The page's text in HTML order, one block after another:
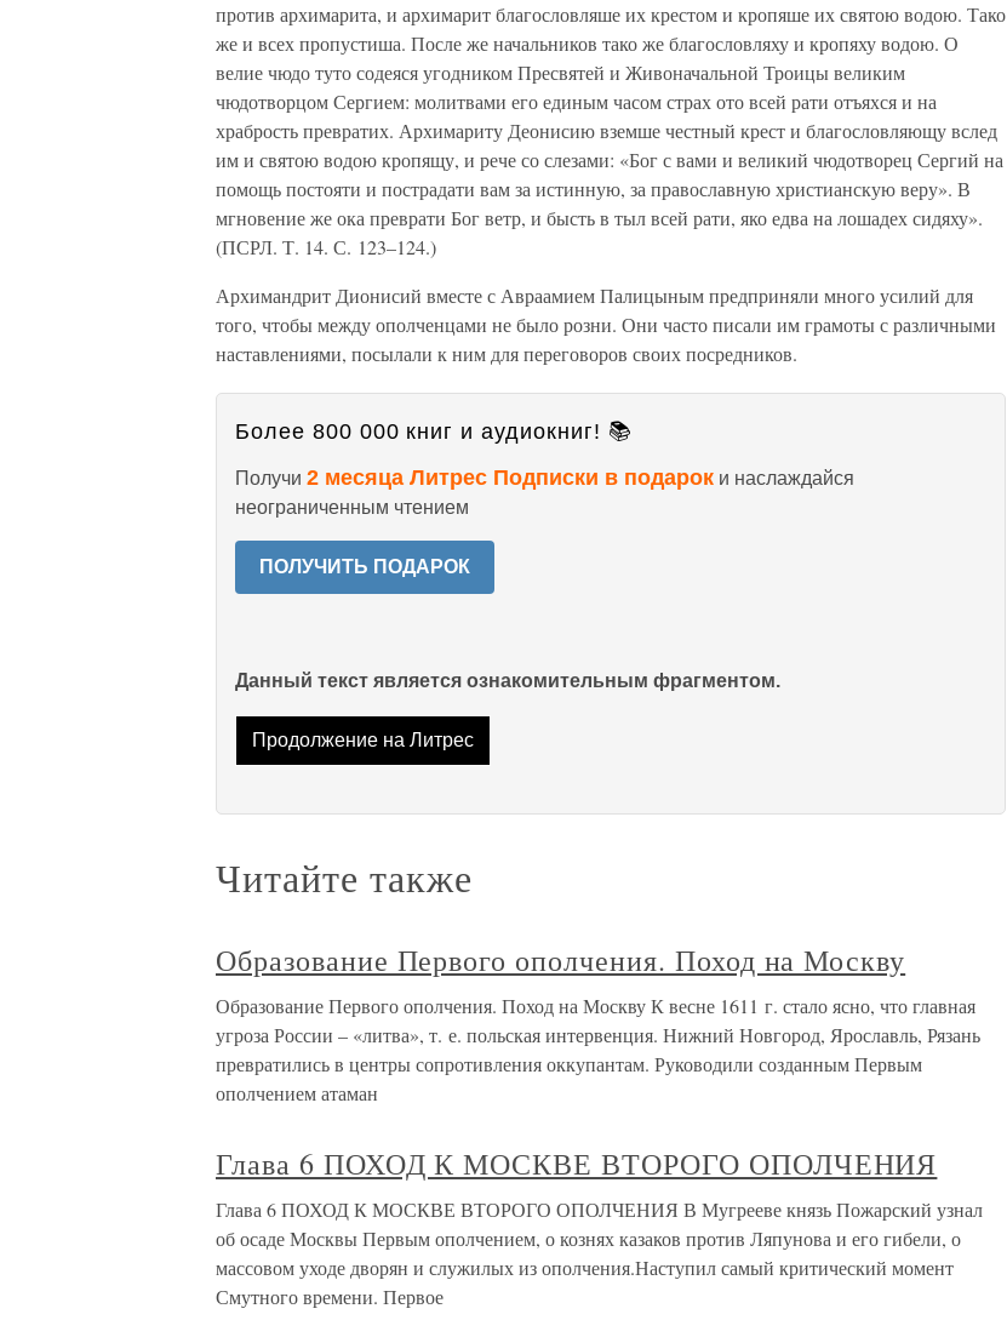
против архимарита, и архимарит благословляше их крестом и кропяше их святою водою. Тако
же и всех пропустиша. После же начальников тако же благословляху и кропяху водою. О
велие чюдо туто содеяся угодником Пресвятей и Живоначальной Троицы великим
чюдотворцом Сергием: молитвами его единым часом страх ото всей рати отъяхся и на
храбрость превратих. Архимариту Деонисию вземше честный крест и благословляющу вслед
им и святою водою кропящу, и рече со слезами: «Бог с вами и великий чюдотворец Сергий на
помощь постояти и пострадати вам за истинную, за православную христианскую веру». В
мгновение же ока преврати Бог ветр, и бысть в тыл всей рати, яко едва на лошадех сидяху».
(ПСРЛ. Т. 14. С. 123–124.)
Архимандрит Дионисий вместе с Авраамием Палицыным предприняли много усилий для
того, чтобы между ополченцами не было розни. Они часто писали им грамоты с различными
наставлениями, посылали к ним для переговоров своих посредников.
Более 800 000 книг и аудиокниг! 📚
Получи 2 месяца Литрес Подписки в подарок и наслаждайся
неограниченным чтением
ПОЛУЧИТЬ ПОДАРОК
Данный текст является ознакомительным фрагментом.
Продолжение на Литрес
Читайте также
Образование Первого ополчения. Поход на Москву
Образование Первого ополчения. Поход на Москву К весне 1611 г. стало ясно, что главная
угроза России – «литва», т. е. польская интервенция. Нижний Новгород, Ярославль, Рязань
превратились в центры сопротивления оккупантам. Руководили созданным Первым
ополчением атаман
Глава 6 ПОХОД К МОСКВЕ ВТОРОГО ОПОЛЧЕНИЯ
Глава 6 ПОХОД К МОСКВЕ ВТОРОГО ОПОЛЧЕНИЯ В Мугрееве князь Пожарский узнал
об осаде Москвы Первым ополчением, о кознях казаков против Ляпунова и его гибели, о
массовом уходе дворян и служилых из ополчения.Наступил самый критический момент
Смутного времени. Первое